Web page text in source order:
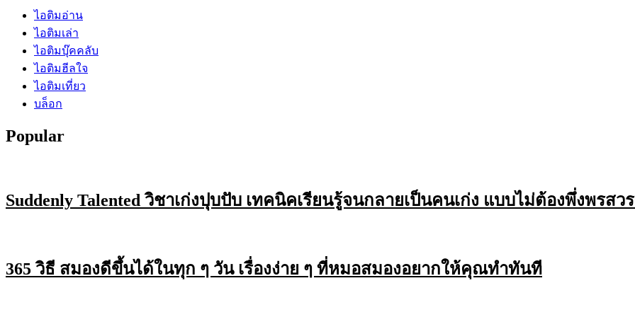
ไอติมอ่าน
ไอติมเล่า
ไอติมบุ๊คคลับ
ไอติมฮีลใจ
ไอติมเที่ยว
บล็อก
Popular
Suddenly Talented วิชาเก่งปุบปับ เทคนิคเรียนรู้จนกลายเป็นคนเก่ง แบบไม่ต้องพึ่งพรสว
365 วิธี สมองดีขึ้นได้ในทุก ๆ วัน เรื่องง่าย ๆ ที่หมอสมองอยากให้คุณทำทันที